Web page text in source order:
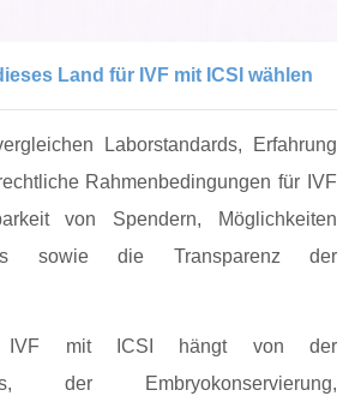
Land für IVF mit ICSI wählen
Laborstandards, Erfahrung
Rahmenbedingungen für IVF
von Spendern, Möglichkeiten
sowie die Transparenz der
mit ICSI hängt von der
der Embryokonservierung,